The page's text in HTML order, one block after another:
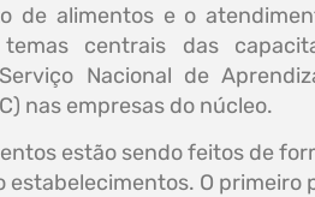
de alimentos e o
centrais das
Nacional de
nas empresas do núcleo.
estão sendo feitos de
estabelecimentos. O primeiro